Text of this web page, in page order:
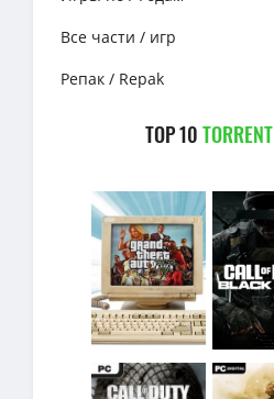
Все части / игр
Репак / Repak
TOP 10TORRENT